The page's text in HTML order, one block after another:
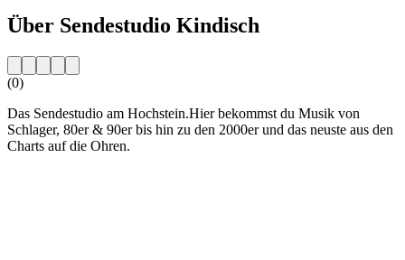
Über Sendestudio Kindisch
(0)
Das Sendestudio am Hochstein.Hier bekommst du Musik von
Schlager, 80er & 90er bis hin zu den 2000er und das neuste aus den
Charts auf die Ohren.